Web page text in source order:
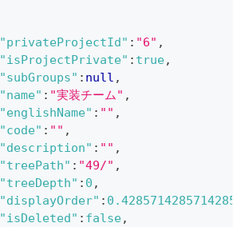
"privateProjectId" : "6" ,
"isProjectPrivate" : true,
"subGroups" : null ,
"name" : "実装チーム" ,
"englishName" : "" ,
"code" : "" ,
"description" : "" ,
"treePath" : "49/" ,
"treeDepth" : 0 ,
"displayOrder" : 0.42857142857142855
"isDeleted" : false,